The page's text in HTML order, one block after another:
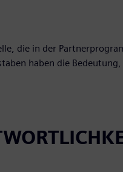
die in der
haben die